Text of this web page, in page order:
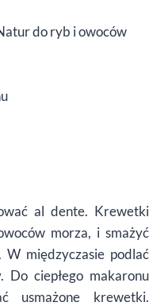
do ryb i owoców
al dente. Krewetki
morza, i smażyć
międzyczasie podlać
ciepłego makaronu
usmażone krewetki.